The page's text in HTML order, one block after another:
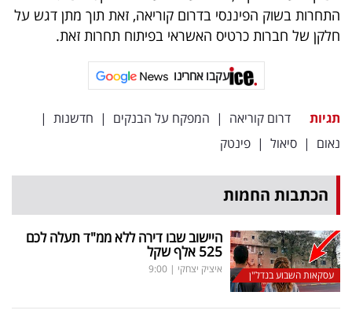
פרסמו
באייס
התחרות בשוק הפיננסי בדרום קוריאה, זאת תוך מתן דגש על
חלקן של חברות כרטיס האשראי בפיתוח תחרות זאת.
עקבו אחרינו
תגיות דרום קוריאה | המפקח על הבנקים | חדשנות |
נאום | סיאול | פינטק
הכתבות החמות
עסקאות השבוע בנדל"ן
היישוב שבו דירה ללא ממ"ד תעלה לכם
525 אלף שקל
איציק יצחקי |
9:00